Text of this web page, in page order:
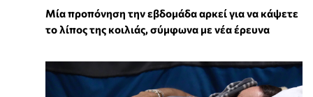
Μία προπόνηση την εβδομάδα αρκεί για να κάψετε
το λίπος της κοιλιάς, σύμφωνα με νέα έρευνα